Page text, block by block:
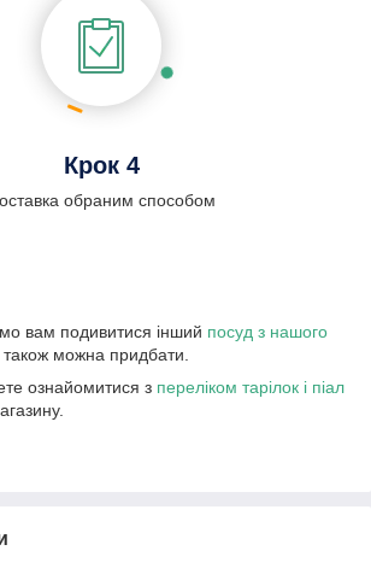
Крок 4
обраним способом
вам подивитися інший посуд з нашого
також можна придбати.
ознайомитися з переліком тарілок і піал